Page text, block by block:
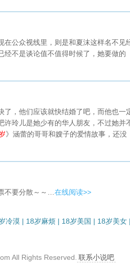
在公众视线里，则是和夏沫这样名不见
经不是谈论值不值得时候了，她要做的
了，他们应该就快结婚了吧，而他也一
玲儿是她少有的华人朋友，不过她并
》涵蕾的哥哥和嫂子的爱情故事，还没
不要分散～～… 在线阅读>>
冷漠 | 18岁麻烦 | 18岁美国 | 18岁美女 |
All Rights Reserved. 联系小说吧